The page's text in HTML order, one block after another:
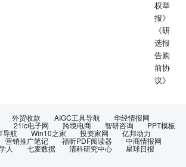
权举
报》
《研
选报
告购
前协
议》
外贸收款 AIGC工具导航 华经情报网
21ic电子网 跨境电商 智研咨询 PPT模板
导航 Win10之家 投资家网 亿邦动力
营销推广笔记 福昕PDF阅读器 中商情报网
人 七麦数据 清科研究中心 星球日报